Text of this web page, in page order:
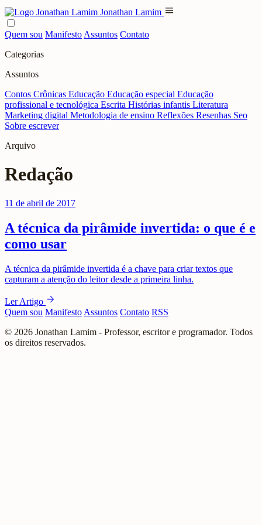
Jonathan Lamim menu
Quem sou Manifesto Assuntos Contato
Categorias
Assuntos
Contos Crônicas Educação Educação especial Educação
profissional e tecnológica Escrita Histórias infantis Literatura
Marketing digital Metodologia de ensino Reflexões Resenhas Seo
Sobre escrever
Arquivo
Redação
11 de abril de 2017
A técnica da pirâmide invertida: o que é e
como usar
A técnica da pirâmide invertida é a chave para criar textos que
capturam a atenção do leitor desde a primeira linha.
Ler Artigo arrow_forward
Quem sou Manifesto Assuntos Contato RSS
© 2026 Jonathan Lamim - Professor, escritor e programador. Todos
os direitos reservados.